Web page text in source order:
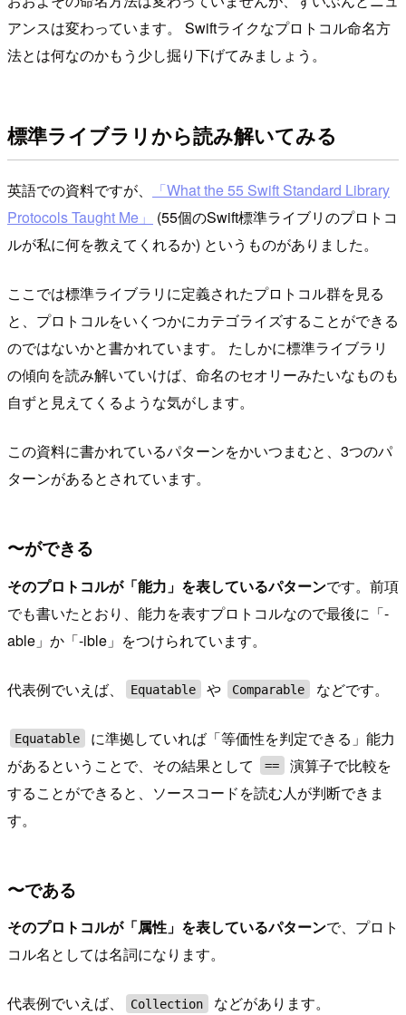
アンスは変わっています。 Swiftライクなプロトコル命名方
法とは何なのかもう少し掘り下げてみましょう。
標準ライブラリから読み解いてみる
英語での資料ですが、
「What the 55 Swift Standard Library
Protocols Taught Me」
(55個のSwift標準ライブリのプロトコ
ルが私に何を教えてくれるか) というものがありました。
ここでは標準ライブラリに定義されたプロトコル群を見る
と、プロトコルをいくつかにカテゴライズすることができる
のではないかと書かれています。 たしかに標準ライブラリ
の傾向を読み解いていけば、命名のセオリーみたいなものも
自ずと見えてくるような気がします。
この資料に書かれているパターンをかいつまむと、3つのパ
ターンがあるとされています。
〜ができる
そのプロトコルが「能力」を表しているパターンです。前項
でも書いたとおり、能力を表すプロトコルなので最後に「-
able」か「-ible」をつけられています。
代表例でいえば、 Equatable や Comparable などです。
Equatable
に準拠していれば「等価性を判定できる」能力
があるということで、その結果として
==
演算子で比較を
することができると、ソースコードを読む人が判断できま
す。
〜である
そのプロトコルが「属性」を表しているパターンで、プロト
コル名としては名詞になります。
代表例でいえば、 Collection などがあります。